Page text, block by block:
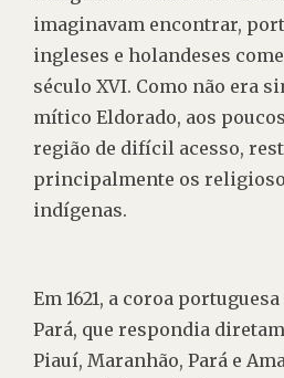
imaginavam encontrar,
ingleses e holandeses
século XVI. Como não era
mítico Eldorado, aos
região de difícil acesso,
principalmente os
indígenas.
Em 1621, a coroa
Pará, que respondia
Piauí, Maranhão, Pará e